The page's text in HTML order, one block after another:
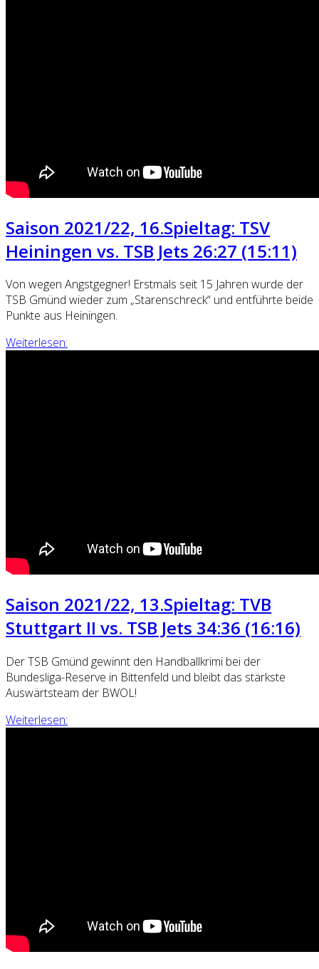
Saison 2021/22, 16.Spieltag: TSV
Heiningen vs. TSB Jets 26:27 (15:11)
Von wegen Angstgegner! Erstmals seit 15 Jahren wurde der
TSB Gmünd wieder zum „Starenschreck“ und entführte beide
Punkte aus Heiningen.
Weiterlesen:
Saison 2021/22, 13.Spieltag: TVB
Stuttgart II vs. TSB Jets 34:36 (16:16)
Der TSB Gmünd gewinnt den Handballkrimi bei der
Bundesliga-Reserve in Bittenfeld und bleibt das stärkste
Auswärtsteam der BWOL!
Weiterlesen: